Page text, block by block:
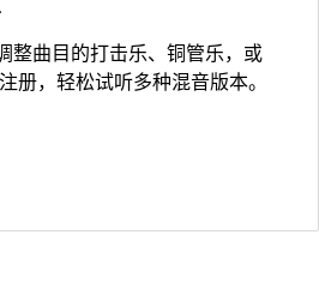
整曲目的打击乐、铜管乐，或
册，轻松试听多种混音版本。